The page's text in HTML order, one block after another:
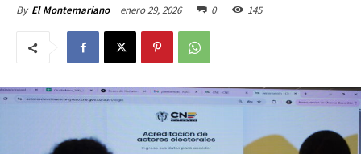
By El Montemariano enero 29, 2026 0 145